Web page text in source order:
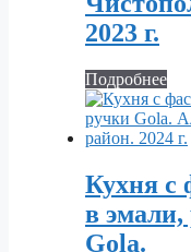
2023 г.
Подробнее
Кухня с
в
Gola.